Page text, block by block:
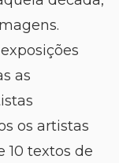
as
os artistas
10 textos de